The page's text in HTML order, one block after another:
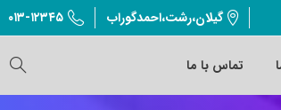
گیلان،رشت،احمدگوراب ۰۱۳-۱۲۳۴۵
تماس با ما